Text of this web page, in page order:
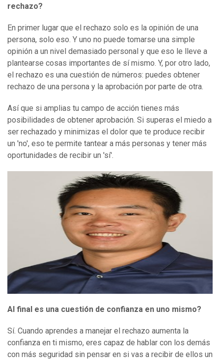
rechazo?
En primer lugar que el rechazo solo es la opinión de una
persona, solo eso. Y uno no puede tomarse una simple
opinión a un nivel demasiado personal y que eso le lleve a
plantearse cosas importantes de sí mismo. Y, por otro lado,
el rechazo es una cuestión de números: puedes obtener
rechazo de una persona y la aprobación por parte de otra.
Así que si amplias tu campo de acción tienes más
posibilidades de obtener aprobación. Si superas el miedo a
ser rechazado y minimizas el dolor que te produce recibir
un 'no', eso te permite tantear a más personas y tener más
oportunidades de recibir un 'sí'.
Al final es una cuestión de confianza en uno mismo?
Sí. Cuando aprendes a manejar el rechazo aumenta la
confianza en ti mismo, eres capaz de hablar con los demás
con más seguridad sin pensar en si vas a recibir de ellos un